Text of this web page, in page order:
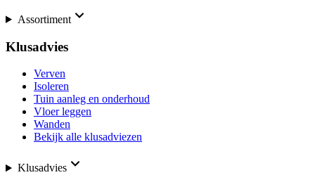
Assortiment
Klusadvies
Verven
Isoleren
Tuin aanleg en onderhoud
Vloer leggen
Wanden
Bekijk alle klusadviezen
Klusadvies